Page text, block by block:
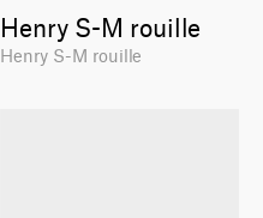
Henry S-M rouille
Henry S-M rouille